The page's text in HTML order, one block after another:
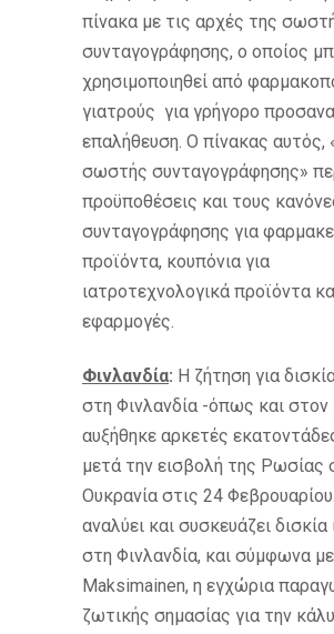
πίνακα με τις αρχές της
συνταγογράφησης, ο οποίος
χρησιμοποιηθεί από
γιατρούς για γρήγορο
επαλήθευση. Ο πίνακας αυτός,
σωστής συνταγογράφησης»
προϋποθέσεις και τους
συνταγογράφησης για
προϊόντα, κουπόνια για
ιατροτεχνολογικά προϊόντα
εφαρμογές.
Φινλανδία: Η ζήτηση για
στη Φινλανδία -όπως και
αυξήθηκε αρκετές
μετά την εισβολή της Ρωσίας
Ουκρανία στις 24
αναλύει και συσκευάζει δισκία
στη Φινλανδία, και σύμφωνα
Maksimainen, η εγχώρια
ζωτικής σημασίας για την